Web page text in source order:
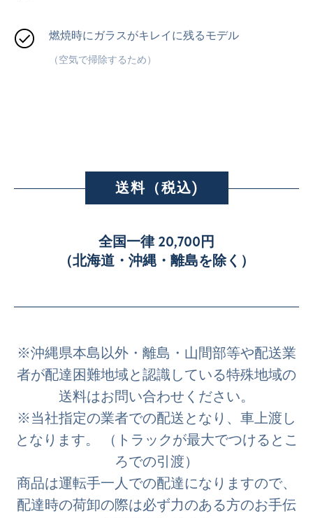
燃焼時にガラスがキレイに残るモデル
（空気で掃除するため）
送料（税込)
全国一律 20,700円
（北海道・沖縄・離島を除く）
※沖縄県本島以外・離島・山間部等や配送業
者が配達困難地域と認識している特殊地域の
送料はお問い合わせください。
※当社指定の業者での配送となり、車上渡し
となります。 （トラックが最大でつけるとこ
ろでの引渡）
商品は運転手一人での配達になりますので、
配達時の荷卸の際は必ず力のある方のお手伝